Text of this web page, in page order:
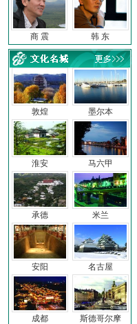
商 震 韩 东
敦煌
淮安
承德
安阳
成都
墨尔本
马六甲
米兰
名古屋
斯德哥尔摩